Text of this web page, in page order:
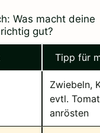
Was macht deine
gut?
Tipp für
Zwiebeln,
evtl.
anrösten